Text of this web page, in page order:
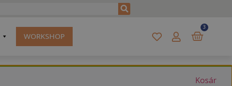
WORKSHOP
3
Kosár